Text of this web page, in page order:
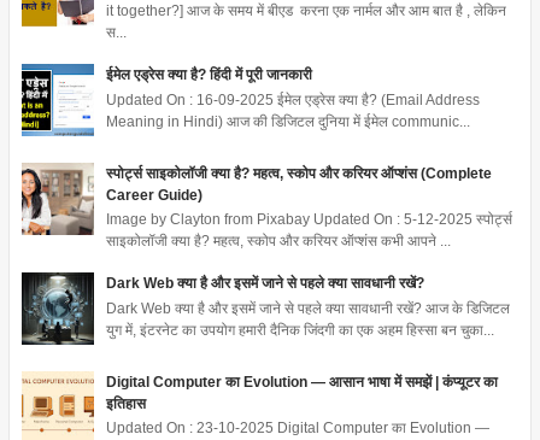
it together?] आज के समय में बीएड करना एक नार्मल और आम बात है , लेकिन
स...
ईमेल एड्रेस क्या है? हिंदी में पूरी जानकारी
Updated On : 16-09-2025 ईमेल एड्रेस क्या है? (Email Address
Meaning in Hindi) आज की डिजिटल दुनिया में ईमेल communic...
स्पोर्ट्स साइकोलॉजी क्या है? महत्व, स्कोप और करियर ऑप्शंस (Complete
Career Guide)
Image by Clayton from Pixabay Updated On : 5-12-2025 स्पोर्ट्स
साइकोलॉजी क्या है? महत्व, स्कोप और करियर ऑप्शंस कभी आपने ...
Dark Web क्या है और इसमें जाने से पहले क्या सावधानी रखें?
Dark Web क्या है और इसमें जाने से पहले क्या सावधानी रखें? आज के डिजिटल
युग में, इंटरनेट का उपयोग हमारी दैनिक जिंदगी का एक अहम हिस्सा बन चुका...
Digital Computer का Evolution — आसान भाषा में समझें | कंप्यूटर का
इतिहास
Updated On : 23-10-2025 Digital Computer का Evolution —